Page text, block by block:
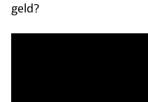
geld?